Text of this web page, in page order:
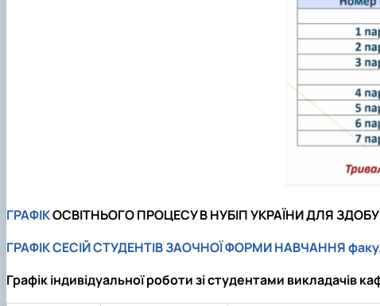
ГРАФІКОСВІТНЬОГО ПРОЦЕСУ В НУБІП УКРАЇНИ ДЛЯ
ГРАФІК СЕСІЙ СТУДЕНТІВЗАОЧНОЇ ФОРМИ НАВЧАННЯ
Графік індивідуальної роботи зі студентами